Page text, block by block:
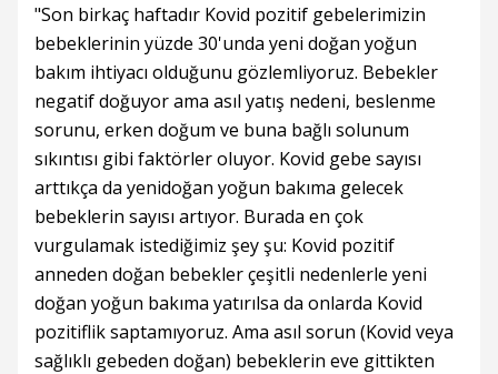
"Son birkaç haftadır Kovid pozitif gebelerimizin
bebeklerinin yüzde 30'unda yeni doğan yoğun
bakım ihtiyacı olduğunu gözlemliyoruz. Bebekler
negatif doğuyor ama asıl yatış nedeni, beslenme
sorunu, erken doğum ve buna bağlı solunum
sıkıntısı gibi faktörler oluyor. Kovid gebe sayısı
arttıkça da yenidoğan yoğun bakıma gelecek
bebeklerin sayısı artıyor. Burada en çok
vurgulamak istediğimiz şey şu: Kovid pozitif
anneden doğan bebekler çeşitli nedenlerle yeni
doğan yoğun bakıma yatırılsa da onlarda Kovid
pozitiflik saptamıyoruz. Ama asıl sorun (Kovid veya
sağlıklı gebeden doğan) bebeklerin eve gittikten